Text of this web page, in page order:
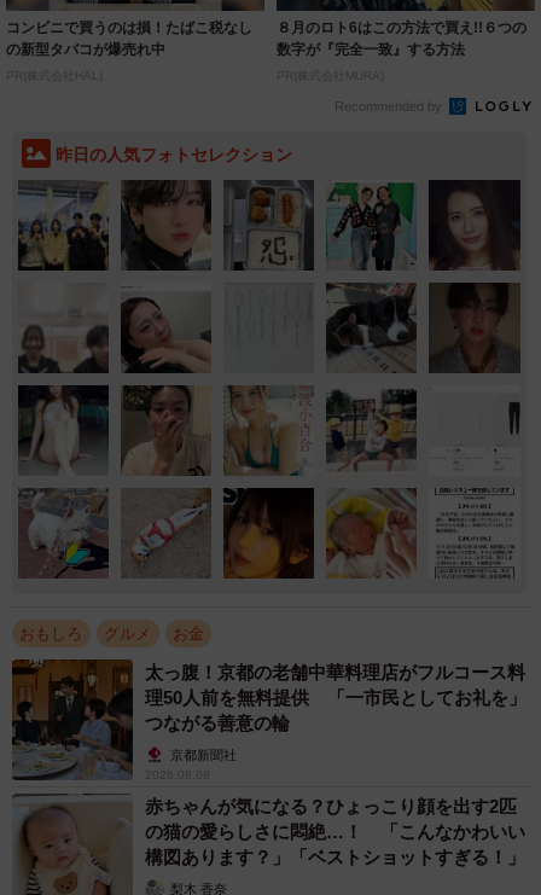
コンビニで買うのは損！たばこ税なし
の新型タバコが爆売れ中
PR(株式会社HAL)
８月のロト6はこの方法で買え!!６つの
数字が『完全一致』する方法
PR(株式会社MURA)
Recommended by
昨日の人気フォトセレクション
おもしろ グルメ お金
太っ腹！京都の老舗中華料理店がフルコース料
理50人前を無料提供 「一市民としてお礼を」
つながる善意の輪
京都新聞社
2026.08.08
赤ちゃんが気になる？ひょっこり顔を出す2匹
の猫の愛らしさに悶絶…！ 「こんなかわいい
構図あります？」「ベストショットすぎる！」
梨木 香奈